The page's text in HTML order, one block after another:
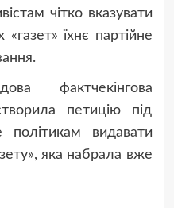
чітко вказувати
«газет» їхнє партійне
фактчекінгова
петицію під
видавати
яка набрала вже